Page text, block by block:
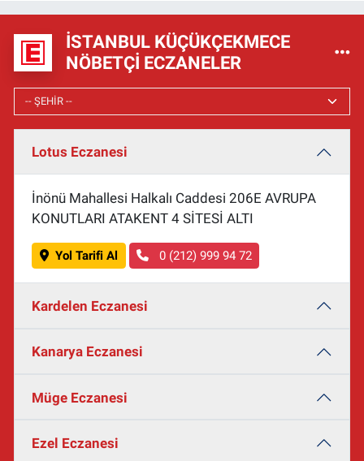
İSTANBUL KÜÇÜKÇEKMECE
NÖBETÇI ECZANELER
Lotus Eczanesi
İnönü Mahallesi Halkalı Caddesi 206E AVRUPA
KONUTLARI ATAKENT 4 SİTESİ ALTI
Yol Tarifi Al 0 (212) 999 94 72
Kardelen Eczanesi
Kanarya Eczanesi
Müge Eczanesi
Ezel Eczanesi